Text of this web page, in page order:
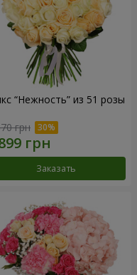
“Нежность” из 51 розы
грн
Заказать